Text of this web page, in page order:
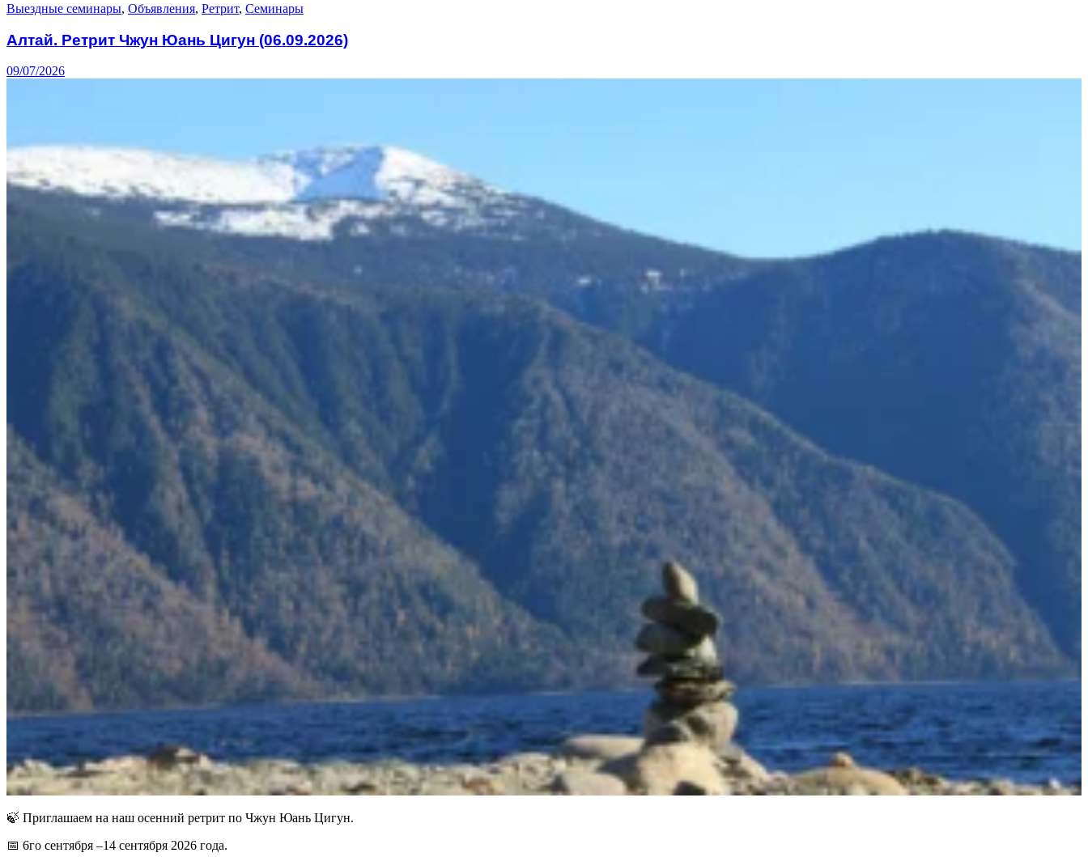
Выездные семинары, Объявления, Ретрит, Семинары
Алтай. Ретрит Чжун Юань Цигун (06.09.2026)
09/07/2026
🍃 Приглашаем на наш осенний ретрит по Чжун Юань Цигун.
📅 6го сентября –14 сентября 2026 года.